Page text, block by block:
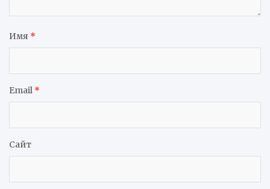
Имя *
Email *
Сайт